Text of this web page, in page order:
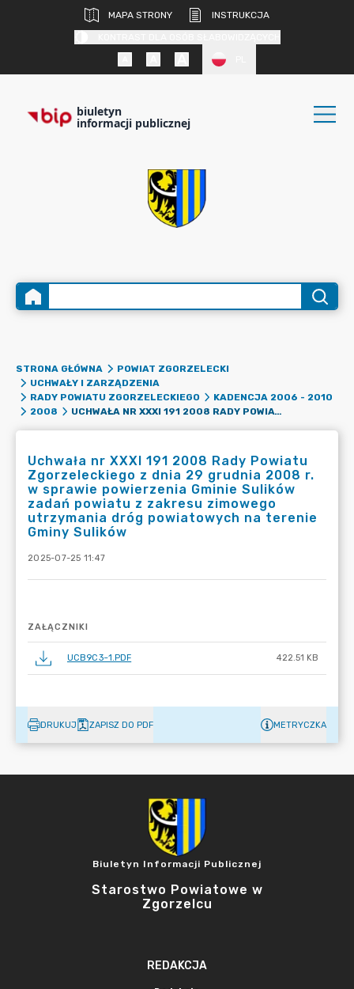
MAPA STRONY
INSTRUKCJA
biuletyn
informacji publicznej
STRONA GŁÓWNA
POWIAT ZGORZELECKI
UCHWAŁY I ZARZĄDZENIA
RADY POWIATU ZGORZELECKIEGO
KADENCJA 2006 - 2010
2008
UCHWAŁA NR XXXI 191 2008 RADY POWIATU ZGORZELECKIEGO Z DNIA 29 GRUDNIA 2008 R. W SPRAWIE POWIERZENIA GMINIE SULIKÓW ZADAŃ POWIATU Z ZAKRESU ZIMOWEGO UTRZYMANIA DRÓG POWIATOWYCH NA TERENIE GMINY SULIKÓW
Uchwała nr XXXI 191 2008 Rady Powiatu
Zgorzeleckiego z dnia 29 grudnia 2008 r.
w sprawie powierzenia Gminie Sulików
zadań powiatu z zakresu zimowego
utrzymania dróg powiatowych na terenie
Gminy Sulików
2025-07-25 11:47
ZAŁĄCZNIKI
UCB9C3~1.PDF 422.51 KB
DRUKUJ ZAPISZ DO PDF METRYCZKA
Biuletyn Informacji Publicznej
Starostwo Powiatowe w
Zgorzelcu
REDAKCJA